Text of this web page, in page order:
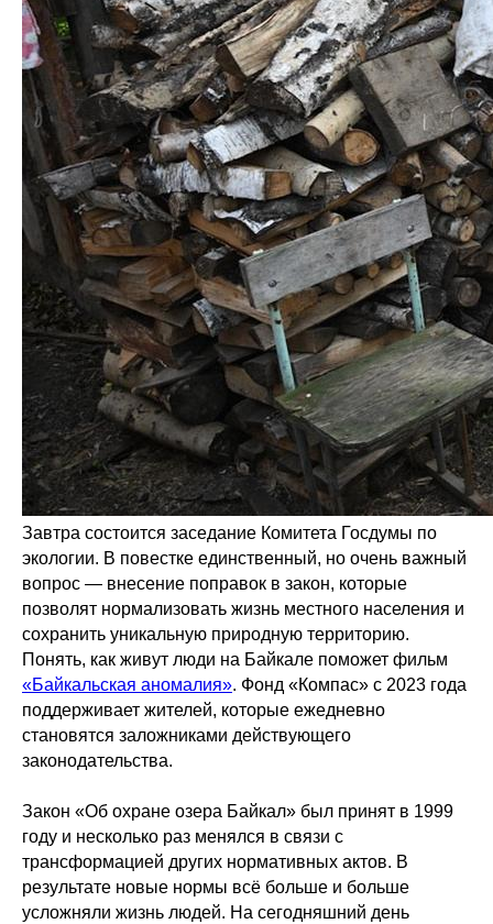
Завтра состоится заседание Комитета Госдумы по
экологии. В повестке единственный, но очень важный
вопрос — внесение поправок в закон, которые
позволят нормализовать жизнь местного населения и
сохранить уникальную природную территорию.
Понять, как живут люди на Байкале поможет фильм
«Байкальская аномалия». Фонд «Компас» с 2023 года
поддерживает жителей, которые ежедневно
становятся заложниками действующего
законодательства.
Закон «Об охране озера Байкал» был принят в 1999
году и несколько раз менялся в связи с
трансформацией других нормативных актов. В
результате новые нормы всё больше и больше
усложняли жизнь людей. На сегодняшний день